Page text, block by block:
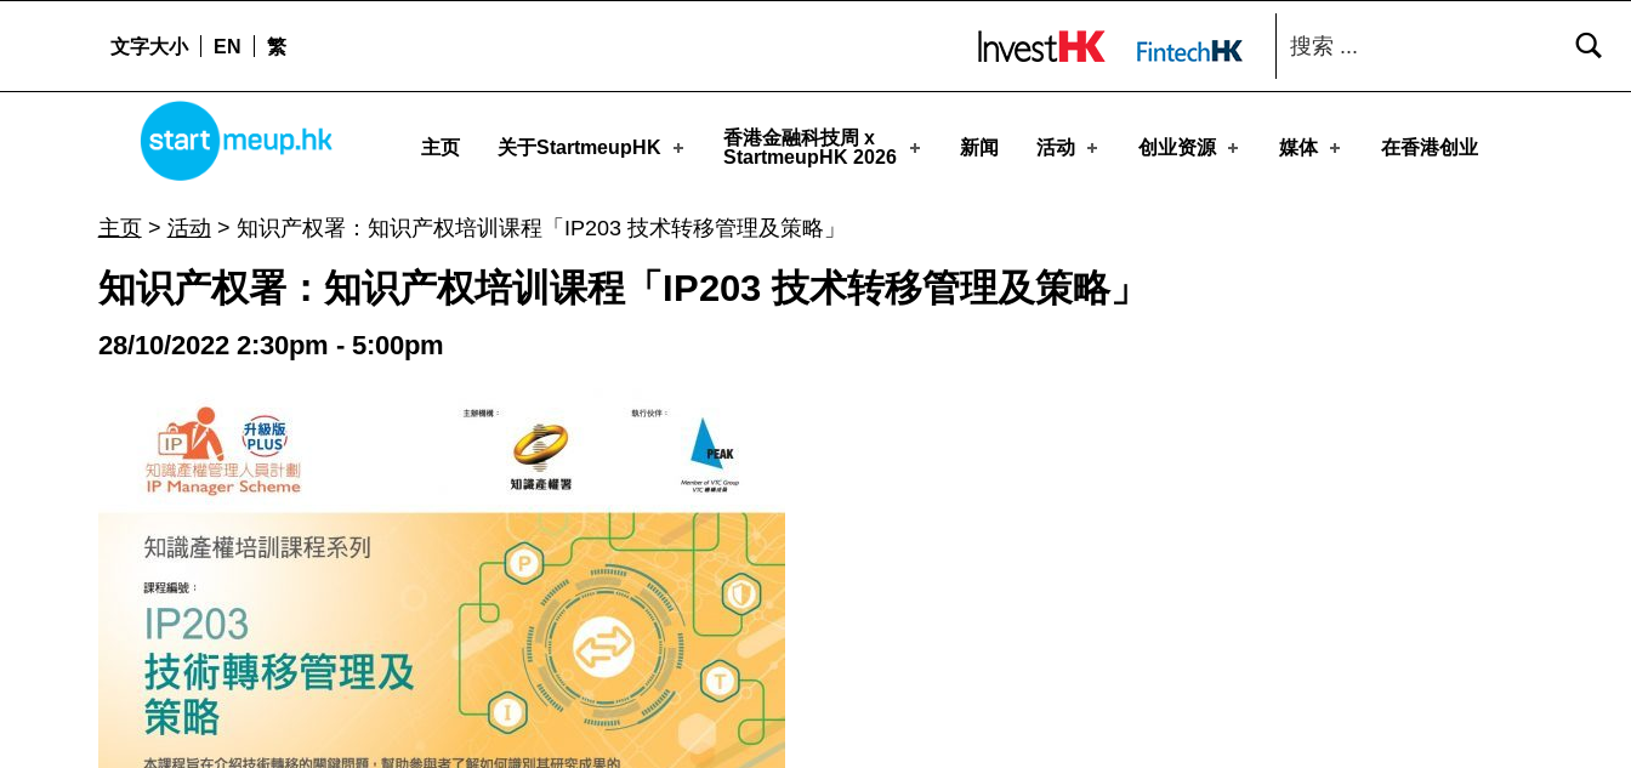
STARTMEUPHK
主页 关于StartmeupHK
香港金融科技周 x
StartmeupHK 2026
新闻 活动 创业资源 媒体 在香港创业
文字大小 EN 繁
搜索：
主页> 活动 > 知识产权署：知识产权培训课程「IP203 技术转移管理及策略」
知识产权署：知识产权培训课程「IP203 技术转移管理及策略」
28/10/2022 2:30pm - 5:00pm